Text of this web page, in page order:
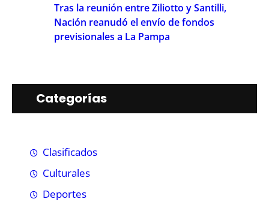
Tras la reunión entre Ziliotto y Santilli,
Nación reanudó el envío de fondos
previsionales a La Pampa
Categorías
Clasificados
Culturales
Deportes